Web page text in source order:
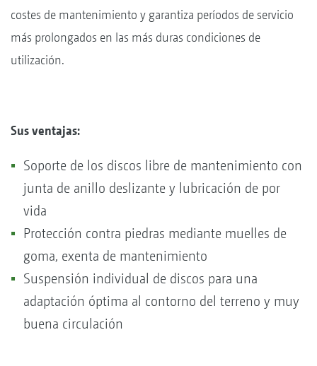
costes de mantenimiento y garantiza períodos de servicio
más prolongados en las más duras condiciones de
utilización.
Sus ventajas:
Soporte de los discos libre de mantenimiento con
junta de anillo deslizante y lubricación de por
vida
Protección contra piedras mediante muelles de
goma, exenta de mantenimiento
Suspensión individual de discos para una
adaptación óptima al contorno del terreno y muy
buena circulación